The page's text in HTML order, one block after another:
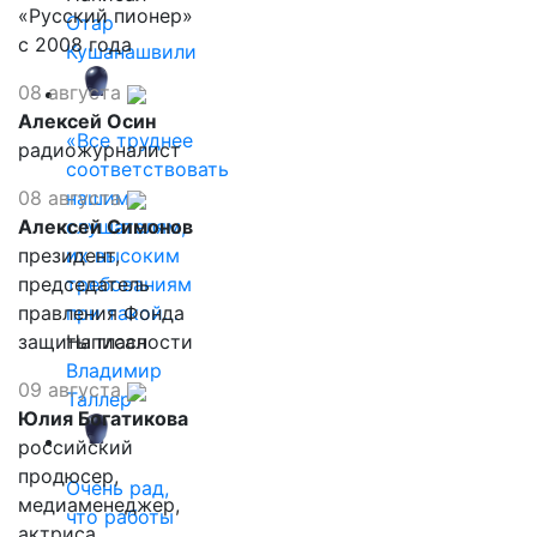
Отар
Кушанашвили
«Все труднее
соответствовать
нашим
слушателям,
их высоким
требованиям
при такой…
Написал
Владимир
Таллер
Очень рад,
что работы
«Русский пионер»
с 2008 года
08 августа
Алексей Осин
радиожурналист
08 августа
Алексей Симонов
президент,
председатель
правления Фонда
защиты гласности
09 августа
Юлия Богатикова
российский
продюсер,
медиаменеджер,